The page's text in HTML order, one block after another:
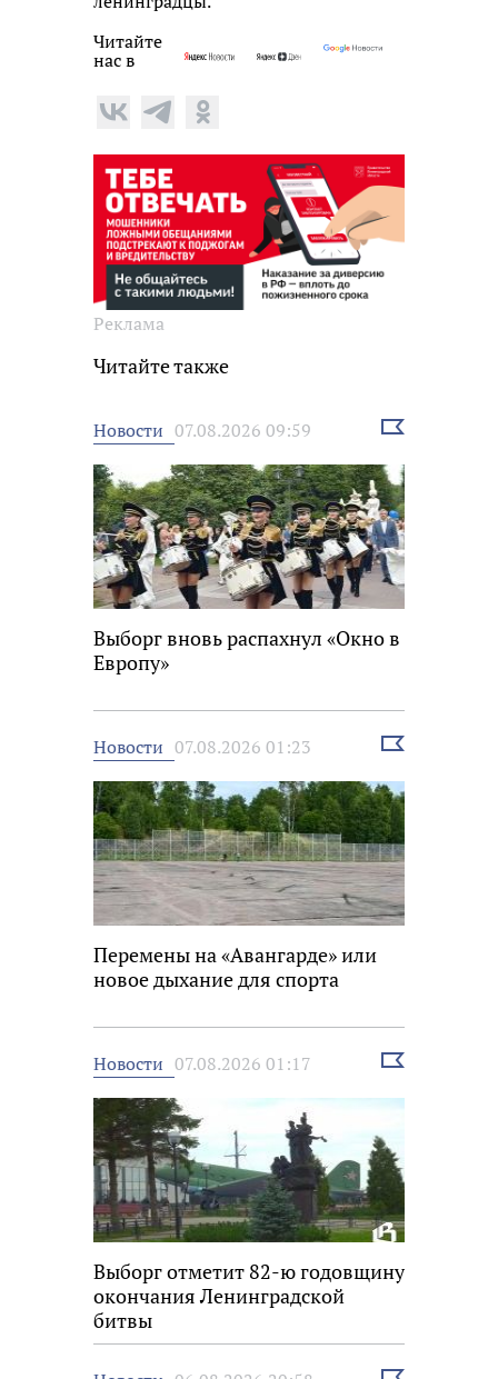
Читайте
нас в
Реклама
Читайте также
Новости 07.08.2026 09:59
Выбрать
Выборг вновь распахнул «Окно в
Европу»
Новости 07.08.2026 01:23
Выбрать
Перемены на «Авангарде» или
новое дыхание для спорта
Новости 07.08.2026 01:17
Выбрать
Выборг отметит 82-ю годовщину
окончания Ленинградской
битвы